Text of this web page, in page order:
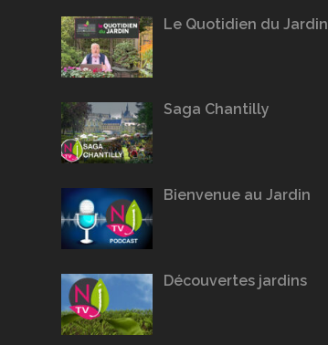
Le Quotidien du Jardin
Saga Chantilly
Bienvenue au Jardin
Découvertes jardins